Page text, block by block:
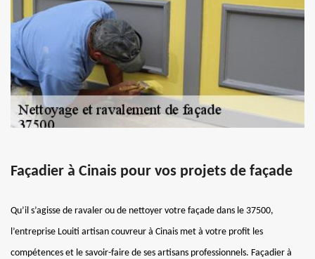
Façadier à Cinais pour vos projets de façade
Qu’il s’agisse de ravaler ou de nettoyer votre façade dans le 37500,
l’entreprise Louiti artisan couvreur à Cinais met à votre profit les
compétences et le savoir-faire de ses artisans professionnels. Façadier à